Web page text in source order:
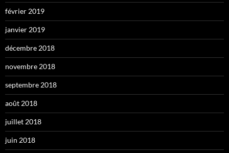
février 2019
janvier 2019
décembre 2018
novembre 2018
septembre 2018
août 2018
juillet 2018
juin 2018